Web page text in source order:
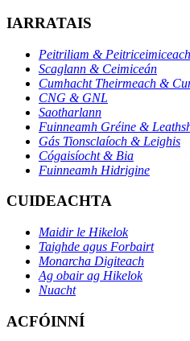
IARRATAIS
Peitriliam & Peitriceimiceach
Scaglann & Ceimiceán
Cumhacht Theirmeach &
CNG & GNL
Saotharlann
Fuinneamh Gréine &
Gás Tionsclaíoch & Leighis
Cógaisíocht & Bia
Fuinneamh Hidrigine
CUIDEACHTA
Maidir le Hikelok
Taighde agus Forbairt
Monarcha Digiteach
Ag obair ag Hikelok
Nuacht
ACFÓINNÍ